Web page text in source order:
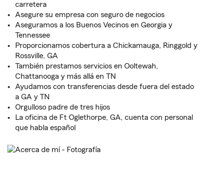
carretera
Asegure su empresa con seguro de negocios
Aseguramos a los Buenos Vecinos en Georgia y
Tennessee
Proporcionamos cobertura a Chickamauga, Ringgold y
Rossville, GA
También prestamos servicios en Ooltewah,
Chattanooga y más allá en TN
Ayudamos con transferencias desde fuera del estado
a GA y TN
Orgulloso padre de tres hijos
La oficina de Ft Oglethorpe, GA, cuenta con personal
que habla español